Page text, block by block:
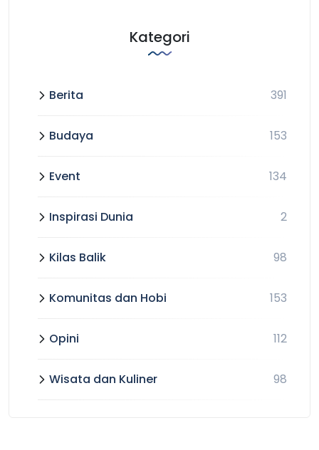
Kategori
Berita 391
Budaya 153
Event 134
Inspirasi Dunia 2
Kilas Balik 98
Komunitas dan Hobi 153
Opini 112
Wisata dan Kuliner 98